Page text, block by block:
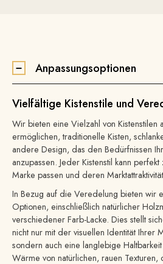
Anpassungsoptionen
Vielfältige Kistenstile und
Wir bieten eine Vielzahl von Kistenstilen
ermöglichen, traditionelle Kisten,
andere Design, das den Bedürfnissen
anzupassen. Jeder Kistenstil kann
Marke passen und deren
In Bezug auf die Veredelung bieten wir
Optionen, einschließlich natürlicher
verschiedener Farb-Lacke. Dies stellt
nicht nur mit der visuellen Identität Ihrer
sondern auch eine langlebige
Wärme von natürlichen, rauen Texturen,